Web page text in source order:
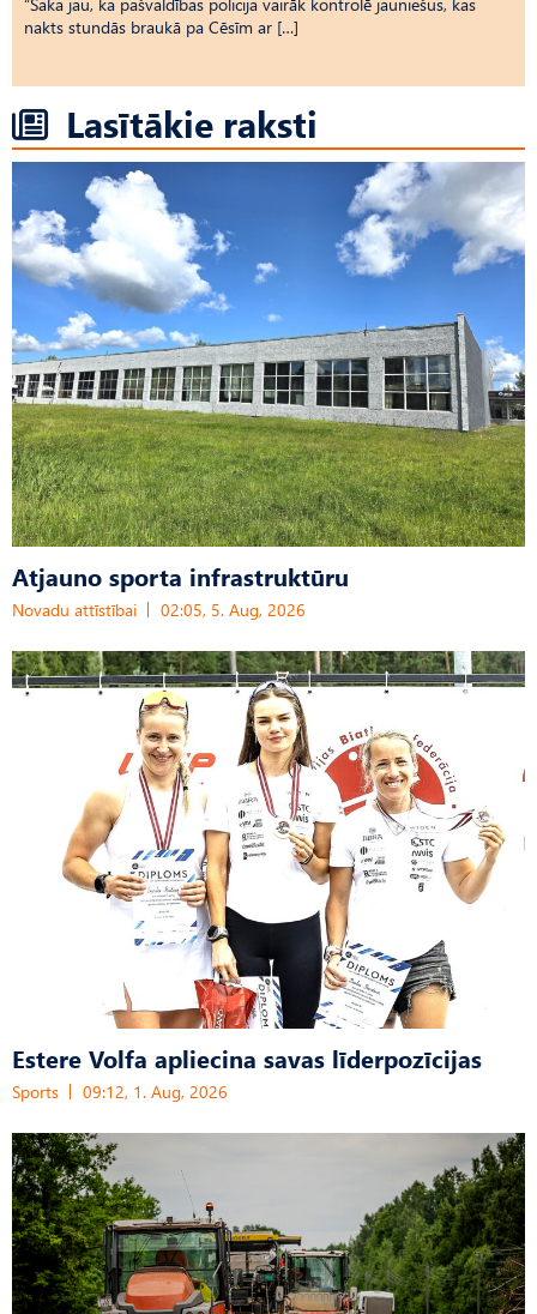
nakts stundās braukā pa Cēsīm ar […]
Lasītākie raksti
Atjauno sporta infrastruktūru
Novadu attīstībai 02:05, 5. Aug, 2026
Estere Volfa apliecina savas līderpozīcijas
Sports 09:12, 1. Aug, 2026